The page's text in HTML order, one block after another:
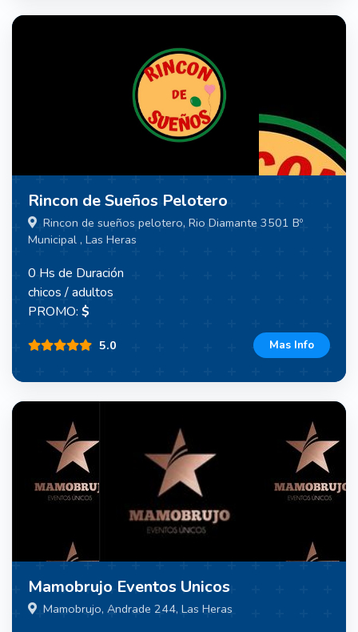
Rincon de Sueños Pelotero
Rincon de sueños pelotero, Rio Diamante 3501 Bº
Municipal , Las Heras
0 Hs de Duración
chicos / adultos
PROMO: $
5.0 Mas Info
Mamobrujo Eventos Unicos
Mamobrujo, Andrade 244, Las Heras